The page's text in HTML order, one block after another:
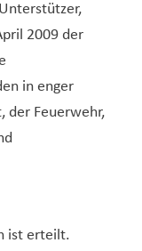
2009 der
in enger
der Feuerwehr,
ist erteilt.